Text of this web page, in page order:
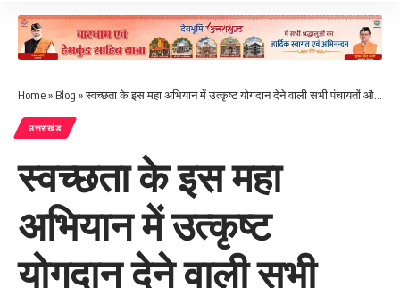
Home» Blog »स्वच्छता के इस महा अभियान में उत्कृष्ट योगदान देने वाली सभी पंचायतों और स्वच्छता दूतों के आभारी-सीएम धामी
उत्तराखंड
स्वच्छता के इस महा
अभियान में उत्कृष्ट
योगदान देने वाली सभी